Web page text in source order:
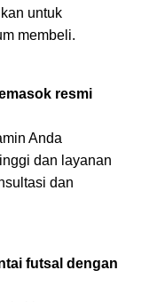
untuk
membeli.
resmi
Anda
dan layanan
dan
futsal dengan